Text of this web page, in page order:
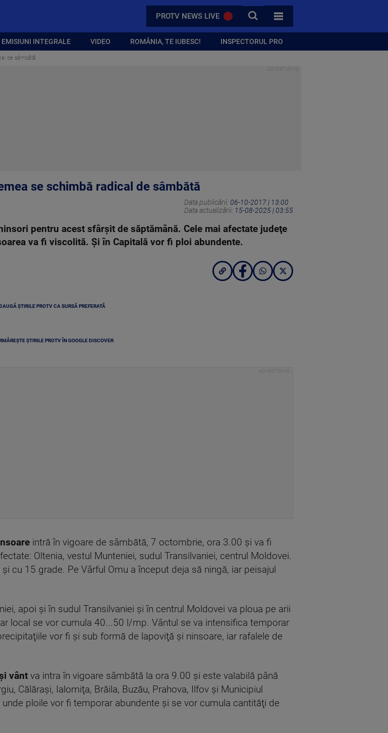
PROTV NEWS LIVE CAUTA
TOATE CATEGORIILE
EMISIUNI INTEGRALE VIDEO ROMÂNIA, TE IUBESC! INSPECTORUL PRO
de sâmbătă
se schimbă radical de sâmbătă
Data publicării: 06-10-2017 | 13:00
Data actualizării: 15-08-2025 | 03:55
pentru acest sfârşit de săptămână. Cele mai afectate judeţe
va fi viscolită. Şi în Capitală vor fi ploi abundente.
ȘTIRILE PROTV CA SURSĂ PREFERATĂ
ȘTIRILE PROTV ÎN GOOGLE DISCOVER
intră în vigoare de sâmbătă, 7 octombrie, ora 3.00 şi va fi
Oltenia, vestul Munteniei, sudul Transilvaniei, centrul Moldovei.
cu 15 grade. Pe Vârful Omu a început deja să ningă, iar peisajul
apoi şi în sudul Transilvaniei şi în centrul Moldovei va ploua pe arii
local se vor cumula 40...50 l/mp. Vântul se va intensifica temporar
vor fi şi sub formă de lapoviţă şi ninsoare, iar rafalele de
vânt va intra în vigoare sâmbătă la ora 9.00 şi este valabilă până
Călăraşi, Ialomiţa, Brăila, Buzău, Prahova, Ilfov şi Municipiul
unde ploile vor fi temporar abundente şi se vor cumula cantităţi de